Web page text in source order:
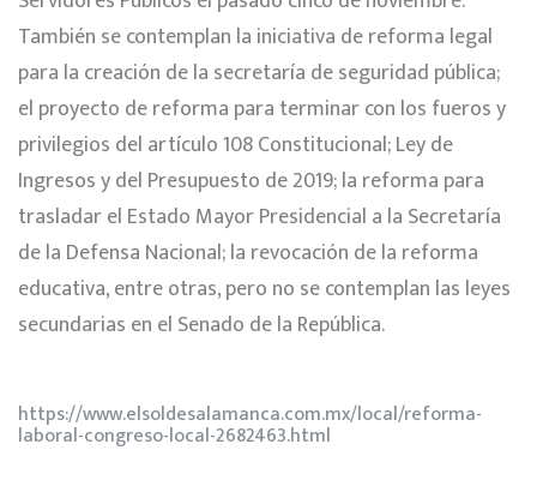
También se contemplan la iniciativa de reforma legal
para la creación de la secretaría de seguridad pública;
el proyecto de reforma para terminar con los fueros y
privilegios del artículo 108 Constitucional; Ley de
Ingresos y del Presupuesto de 2019; la reforma para
trasladar el Estado Mayor Presidencial a la Secretaría
de la Defensa Nacional; la revocación de la reforma
educativa, entre otras, pero no se contemplan las leyes
secundarias en el Senado de la República.
https://www.elsoldesalamanca.com.mx/local/reforma-
laboral-congreso-local-2682463.html